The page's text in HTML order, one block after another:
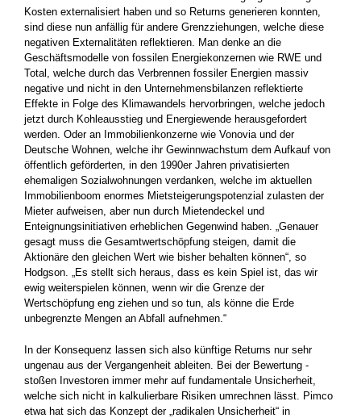
Kosten externalisiert haben und so Returns generieren konnten,
sind diese nun anfällig für andere Grenzziehungen, welche diese
negativen Externalitäten reflektieren. Man denke an die
Geschäftsmodelle von fossilen Energiekonzernen wie RWE und
Total, welche durch das Verbrennen fossiler Energien massiv
negative und nicht in den Unternehmensbilanzen reflektierte
Effekte in Folge des ­Klimawandels hervorbringen, welche jedoch
jetzt durch Kohle­ausstieg und Energiewende herausgefordert
werden. Oder an ­Immobilienkonzerne wie Vonovia und der
Deutsche Wohnen, ­welche ihr Gewinnwachstum dem Aufkauf von
öffentlich ­geförderten, in den 1990er Jahren privatisierten
ehemaligen Sozialwohnungen verdanken, welche im aktuellen
Immobilienboom enormes Mietsteigerungspotenzial zulasten der
Mieter aufweisen, aber nun durch Mietendeckel und
Enteignungsinitiativen ­erheblichen Gegenwind haben. „Genauer
gesagt muss die Gesamtwertschöpfung steigen, damit die
Aktionäre den gleichen Wert wie bisher behalten können“, so
Hodgson. „Es stellt sich heraus, dass es kein Spiel ist, das wir
ewig weiterspielen können, wenn wir die Grenze der
Wertschöpfung eng ziehen und so tun, als könne die Erde
unbegrenzte Mengen an Abfall aufnehmen.“
In der Konsequenz lassen sich also künftige Returns nur sehr
ungenau aus der Vergangenheit ableiten. Bei der Bewertung ­
stoßen Investoren immer mehr auf fundamentale Unsicherheit,
welche sich nicht in kalkulierbare Risiken umrechnen lässt. Pimco
etwa hat sich das Konzept der „radikalen Unsicherheit“ in